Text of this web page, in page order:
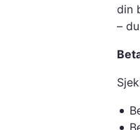
din
–